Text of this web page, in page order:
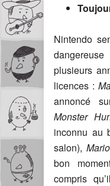
Nintendo
plusieurs
licences :
annoncé
Monster
inconnu au
salon),
bon
compris